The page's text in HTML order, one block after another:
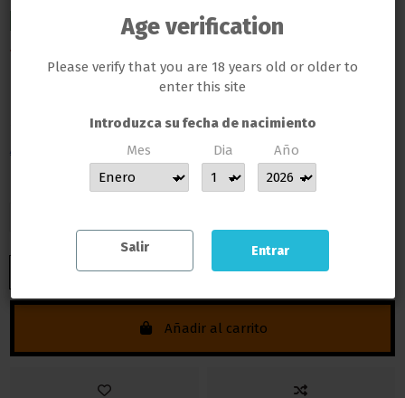
16,60 €
Advanced Nutrients Cogollos y Tallos Fuertes B-52
Añadir al carrito
Age verification
Please verify that you are 18 years old or older to
enter this site
Introduzca su fecha de nacimiento
Mes
Dia Año
Salir Entrar
GERMINAR NI CULTIVAR, SI ALGÚN CLIENTE DE LLAMAS GROW NO RESPETA LA LEY SERÁ BAJO SU
RESPONSABILIDAD
MUCHAS GRACIAS POR CONFIAR EN LLAMAS GROW